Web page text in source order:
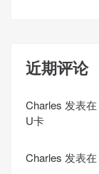
近期评论
Charles 发表在
U卡
Charles 发表在